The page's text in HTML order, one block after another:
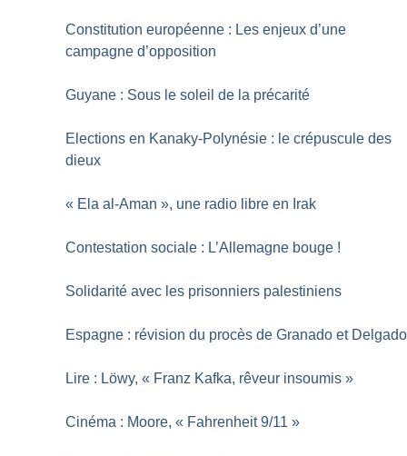
Constitution européenne : Les enjeux d’une
campagne d’opposition
Guyane : Sous le soleil de la précarité
Elections en Kanaky-Polynésie : le crépuscule des
dieux
« Ela al-Aman », une radio libre en Irak
Contestation sociale : L’Allemagne bouge !
Solidarité avec les prisonniers palestiniens
Espagne : révision du procès de Granado et Delgado
Lire : Löwy, « Franz Kafka, rêveur insoumis »
Cinéma : Moore, « Fahrenheit 9/11 »